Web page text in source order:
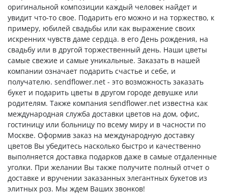
оригинальной композиции каждый человек найдет и
увидит что-то свое. Подарить его можно и на торжество, к
примеру, юбилей свадьбы или как выражение своих
искренних чувств даме сердца. в его День рождения, на
свадьбу или в другой торжественный день. Наши цветы
самые свежие и самые уникальные. Заказать в нашей
компании означает подарить счастье и себе, и
получателю. sendflower.net - это возможность заказать
букет и подарить цветы в другом городе девушке или
родителям. Также компания sendflower.net известна как
международная служба доставки цветов на дом, офис,
гостиницу или больницу по всему миру и в часности по
Москве. Оформив заказ на международную доставку
цветов Вы убедитесь насколько быстро и качественно
выполняется доставка подарков даже в самые отдаленные
уголки. При желании Вы также получите полный отчет о
доставке и вручении заказанных элегантных букетов из
элитных роз. Мы ждем Ваших звонков!